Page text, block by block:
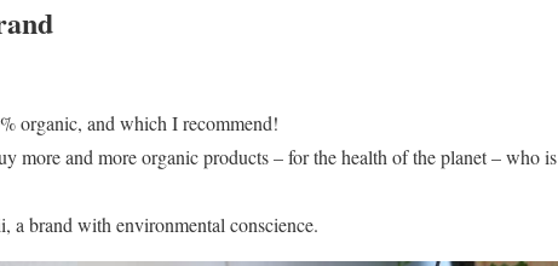
organic, and which I recommend!
more and more organic products – for the health of the planet – who is
a brand with environmental conscience.